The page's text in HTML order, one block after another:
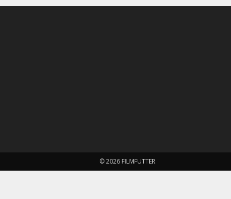
© 2026 FILMFUTTER